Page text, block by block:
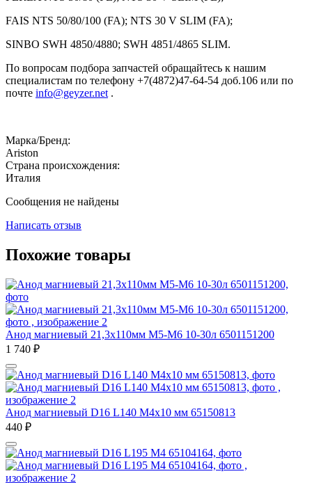
FAIS NTS 50/80/100 (FA); NTS 30 V SLIM (FA);
SINBO SWH 4850/4880; SWH 4851/4865 SLIM.
По вопросам подбора запчастей обращайтесь к нашим
специалистам по телефону +7(4872)47-64-54 доб.106 или по
почте info@geyzer.net .
Марка/Бренд:
Ariston
Страна происхождения:
Италия
Сообщения не найдены
Написать отзыв
Похожие товары
Анод магниевый 21,3х110мм M5-M6 10-30л 6501151200
1 740 ₽
Анод магниевый D16 L140 M4х10 мм 65150813
440 ₽